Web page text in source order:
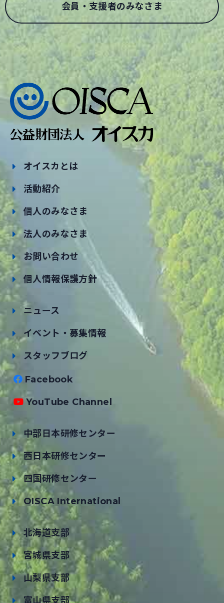
会員・支援者のみなさま
オイスカとは
活動紹介
個人のみなさま
法人のみなさま
お問い合わせ
個人情報保護方針
ニュース
イベント・募集情報
スタッフブログ
Facebook
YouTube Channel
中部日本研修センター
西日本研修センター
四国研修センター
OISCA International
北海道支部
宮城県支部
山梨県支部
富山県支部